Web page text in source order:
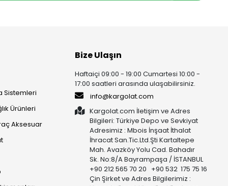
Sistemleri
Ürünleri
Aksesuar
Bize Ulaşın
Haftaiçi 09:00 - 19:00 Cumartesi 10:00 -
17:00 saatleri arasında ulaşabilirsiniz.
info@kargolat.com
Kargolat.com İletişim ve Adres
Bilgileri: Türkiye Depo ve Sevkiyat
Adresimiz : Mbois İnşaat İthalat
İhracat San.Tic.Ltd.Şti Kartaltepe
Mah. Avazköy Yolu Cad. Bahadır
Sk. No:8/A Bayrampaşa / İSTANBUL
+90 212 565 70 20 +90 532 175 75 16
Çin Şirket ve Adres Bilgilerimiz :